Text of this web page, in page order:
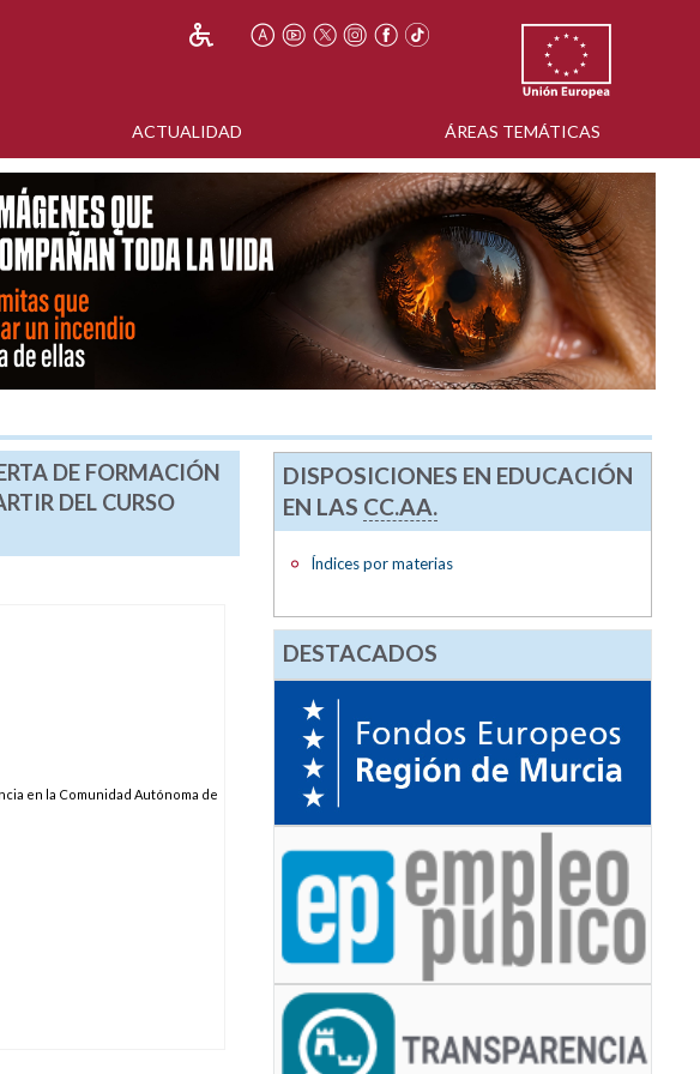
ACTUALIDAD ÁREAS TEMÁTICAS
DE FORMACIÓN
DEL CURSO
en la Comunidad Autónoma de
DISPOSICIONES EN EDUCACIÓN
EN LAS CC.AA.
Índices por materias
DESTACADOS